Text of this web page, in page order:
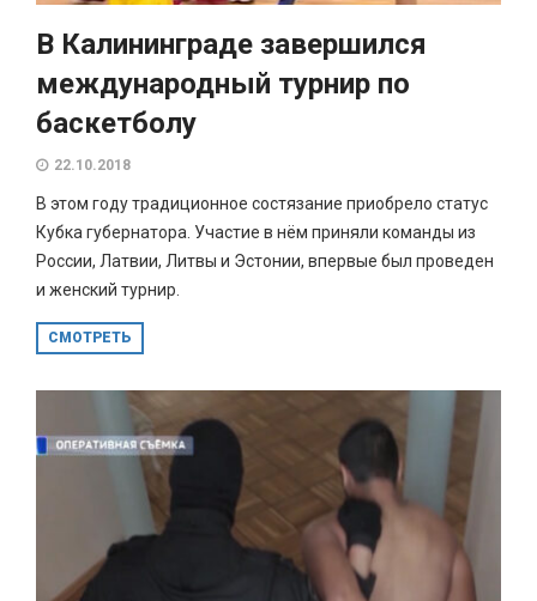
В Калининграде завершился
международный турнир по
баскетболу
22.10.2018
В этом году традиционное состязание приобрело статус
Кубка губернатора. Участие в нём приняли команды из
России, Латвии, Литвы и Эстонии, впервые был проведен
и женский турнир.
СМОТРЕТЬ